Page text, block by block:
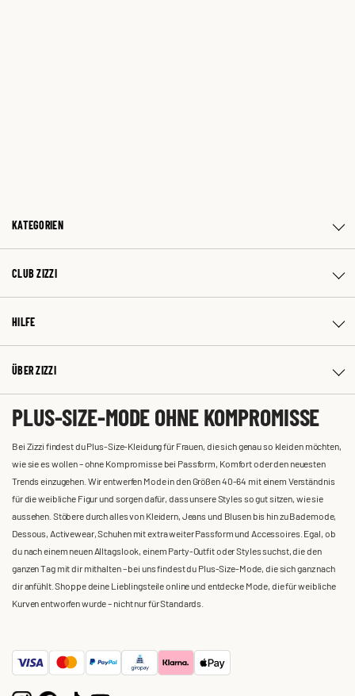
KATEGORIEN
CLUB ZIZZI
HILFE
ÜBER ZIZZI
PLUS-SIZE-MODE OHNE KOMPROMISSE
Bei Zizzi findest du Plus-Size-Kleidung für Frauen, die sich genau so kleiden möchten,
wie sie es wollen – ohne Kompromisse bei Passform, Komfort oder den neuesten
Trends einzugehen. Wir entwerfen Mode in den Größen 40-64 mit einem Verständnis
für die weibliche Figur und sorgen dafür, dass unsere Styles so gut sitzen, wie sie
aussehen. Stöbere durch alles von Kleidern, Jeans und Blusen bis hin zu Bademode,
Dessous, Activewear, Schuhen mit extra weiter Passform und Accessoires. Egal, ob
du nach einem neuen Alltagslook, einem Party-Outfit oder Styles suchst, die den
ganzen Tag mit dir mithalten – bei uns findest du Plus-Size-Mode, die sich ganz nach
dir anfühlt. Shoppe deine Lieblingsteile online und entdecke Mode, die für weibliche
Kurven entworfen wurde – nicht nur für Standards.